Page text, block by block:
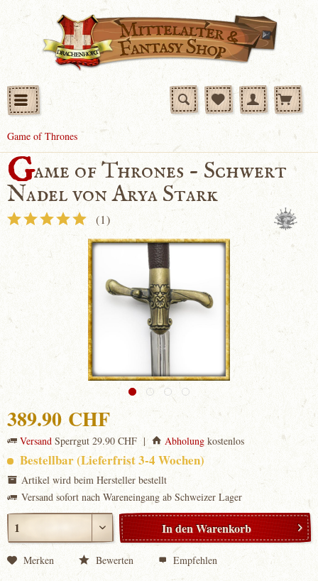
Game of Thrones
Game of Thrones - Schwert
Nadel von Arya Stark
(1)
389.90 CHF
VersandSperrgut 29.90 CHF | Abholung kostenlos
Bestellbar (Lieferfrist 3-4 Wochen)
Artikel wird beim Hersteller bestellt
Versand sofort nach Wareneingang ab Schweizer Lager
In denWarenkorb
Merken Bewerten Empfehlen